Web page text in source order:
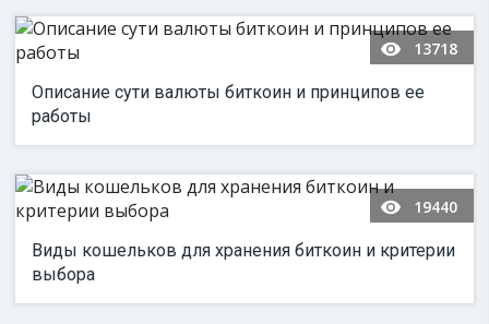
13718
Описание сути валюты биткоин и принципов ее
работы
19440
Виды кошельков для хранения биткоин и критерии
выбора